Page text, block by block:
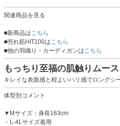
関連商品を見る
■新商品は こちら
■売れ筋HIT100は こちら
■他の羽織り・カーディガンは こちら
もっちり至福の肌触りムー
キレイな表面感と程よいハリ感でロングシ
体型別コメント
▼Mサイズ：身長163cm
・L-4Lサイズ着用